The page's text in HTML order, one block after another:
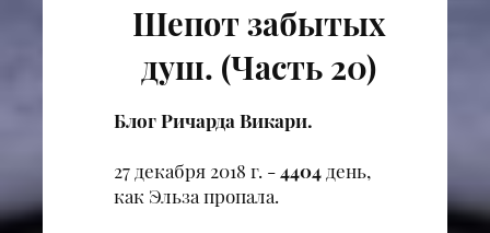
Шепот забытых
душ. (Часть 20)
Блог Ричарда Викари.
27 декабря 2018 г. -4404 день,
как Эльза пропала.